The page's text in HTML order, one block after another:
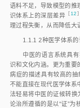
语料不足，导致模型的推
识体系上的深层差异 ［ 12］
理过程失衡，从而降低大
1.1.1 2种医学体系
中医的语言系统具
识和文化内涵。更为重要
病症的描述具有较高的抽
不能直接在现代医学体系
法轻易将中医的证候转
论治所遵循的是以“证”